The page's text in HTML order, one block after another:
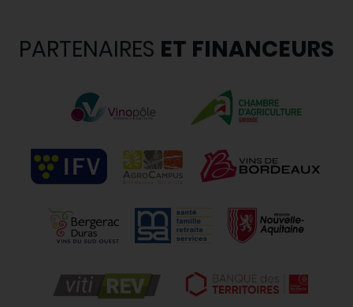
PARTENAIRES ET FINANCEURS